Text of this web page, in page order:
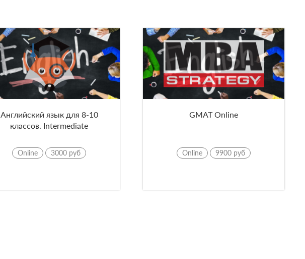
Английский язык для 8-10
классов. Intermediate
Online 3000 руб
GMAT Online
Online 9900 руб